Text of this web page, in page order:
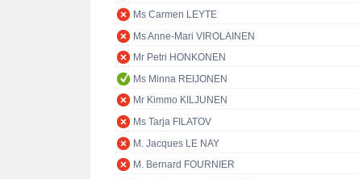
Ms Carmen LEYTE
Ms Anne-Mari VIROLAINEN
Mr Petri HONKONEN
Ms Minna REIJONEN
Mr Kimmo KILJUNEN
Ms Tarja FILATOV
M. Jacques LE NAY
M. Bernard FOURNIER